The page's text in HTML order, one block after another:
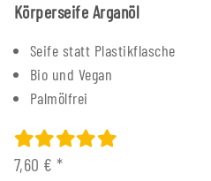
Körperseife Arganöl
Seife statt Plastikflasche
Bio und Vegan
Palmölfrei
7,60 €*